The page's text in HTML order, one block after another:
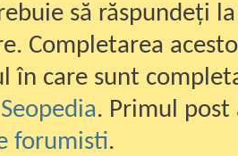
să răspundeți
Completarea
în care sunt
. Primul
forumisti.